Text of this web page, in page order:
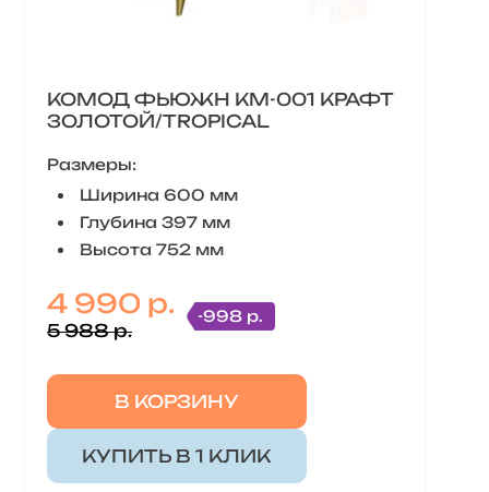
КОМОД ФЬЮЖН КМ-001 КРАФТ
ЗОЛОТОЙ/TROPICAL
Размеры:
Ширина 600 мм
Глубина 397 мм
Высота 752 мм
4 990 р.
5 988 р.
-998 р.
В КОРЗИНУ
КУПИТЬ В 1 КЛИК